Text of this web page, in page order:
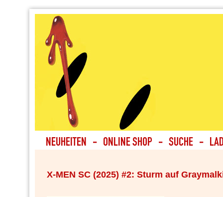
X-MEN SC (2025) #2: Sturm auf